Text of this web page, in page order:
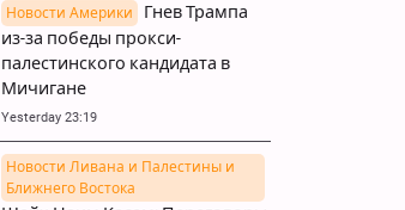
Новости Америки
Гнев Трампа
из-за победы прокси-
палестинского кандидата в
Мичигане
Yesterday 23:19
Новости Ливана и Палестины и
Ближнего Востока